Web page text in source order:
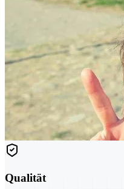
Qualität